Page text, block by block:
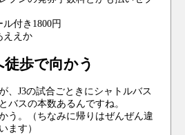
付き1800円
ええか
歩で向かう
、J3の試合ごときにシャトルバス
バスの本数あるんですね。
う。（ちなみに帰りはぜんぜん違
ます）